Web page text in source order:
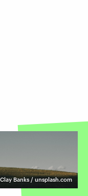
Clay Banks / unsplash.com